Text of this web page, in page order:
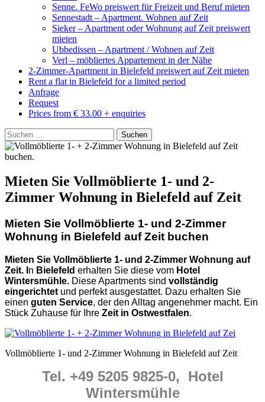
Senne. FeWo preiswert für Freizeit und Beruf mieten
Sennestadt – Apartment. Wohnen auf Zeit
Sieker – Apartment oder Wohnung auf Zeit preiswert
mieten
Ubbedissen – Apartment / Wohnen auf Zeit
Verl – möbliertes Appartement in der Nähe
2-Zimmer-Apartment in Bielefeld preiswert auf Zeit mieten
Rent a flat in Bielefeld for a limited period
Anfrage
Request
Prices from € 33.00 + enquiries
Suchen
nach:
Mieten Sie Vollmöblierte 1- und 2-
Zimmer Wohnung in Bielefeld auf Zeit
Mieten Sie Vollmöblierte 1- und 2-Zimmer
Wohnung in Bielefeld auf Zeit buchen
Mieten Sie Vollmöblierte 1- und 2-Zimmer Wohnung auf
Zeit. I n Bielefeld erhalten Sie diese vom Hotel
Wintersmühle. Diese Apartments sind vollständig
eingerichtet und perfekt ausgestattet. Dazu erhalten Sie
einen guten Service, der den Alltag angenehmer macht. Ein
Stück Zuhause für Ihre Zeit in Ostwestfalen.
Vollmöblierte 1- und 2-Zimmer Wohnung in Bielefeld auf Zeit
Tel. +49 5205 9825-0, Hotel
Wintersmühle